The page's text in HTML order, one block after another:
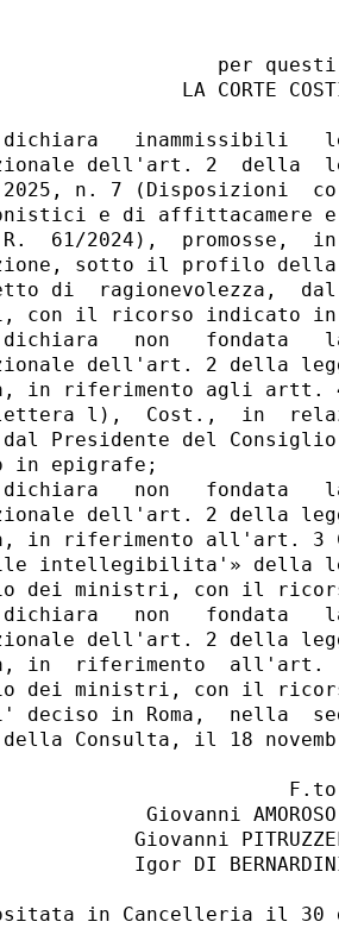
per
LA CORTE
inammissibili
dell'art. 2  della
2025, n. 7 (Disposizioni
e di affittacamere
61/2024),  promosse,
sotto il profilo della
di  ragionevolezza,
con il ricorso indicato
non   fondata
dell'art. 2 della
in riferimento agli artt.
lettera l),  Cost.,  in
Presidente del
in epigrafe;
non   fondata
dell'art. 2 della
in riferimento all'art.
intellegibilita'» della
dei ministri, con il
non   fondata
dell'art. 2 della
in  riferimento  all'art.
dei ministri, con il
deciso in Roma,  nella
della Consulta, il 18
Giovanni
Giovanni
Igor DI
in Cancelleria il